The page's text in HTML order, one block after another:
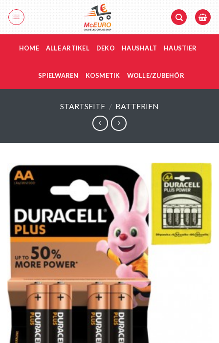
Inhalt
HOME ALLE ARTIKEL DEKO HAUSHALT HAUSTIER
SPIELWAREN KOSMETIK WOLLE/ZUBEHÖR
STARTSEITE / BATTERIEN